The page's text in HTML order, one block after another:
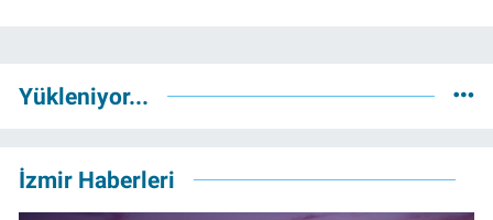
Yükleniyor...
İzmir Haberleri